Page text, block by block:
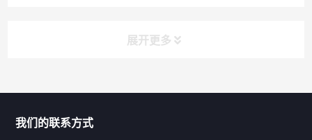
展开更多
我们的联系方式